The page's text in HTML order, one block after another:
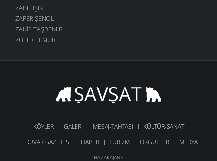
ZABIT IŞIK
ZAFER ŞENOL
ZAKIR TAŞDEMIR
ZUFER TEMUR
KÖYLER GALERI MESAJ-TAHTASI
KÜLTÜR-SANAT
DUVAR GAZETESI
HABER TURIZM ÖRGÜTLER MEDYA
HAZARAJANS